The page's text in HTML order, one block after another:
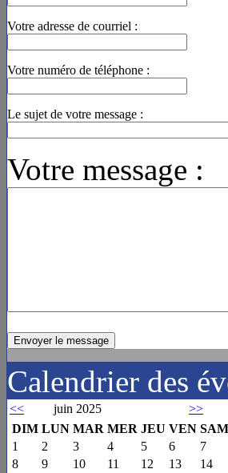
Votre adresse de courriel :
Votre numéro de téléphone :
Le sujet de votre message :
Votre message :
Calendrier des
<< juin 2025
>>
DIM LUN MAR MER JEU VEN SAM
1
2 3 4 5 6
7
8
9 10 11 12 13
14